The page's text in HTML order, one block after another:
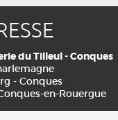
du Tilleul - Conques
- Conques
en-Rouergue